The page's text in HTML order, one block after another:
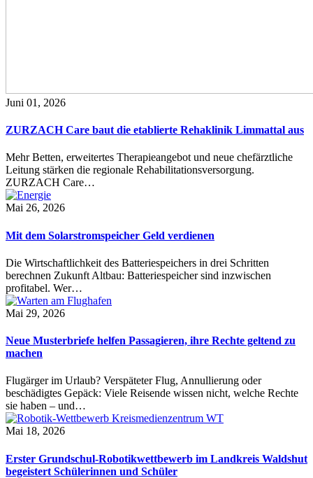
Juni 01, 2026
ZURZACH Care baut die etablierte Rehaklinik Limmattal aus
Mehr Betten, erweitertes Therapieangebot und neue chefärztliche
Leitung stärken die regionale Rehabilitationsversorgung.
ZURZACH Care…
Mai 26, 2026
Mit dem Solarstromspeicher Geld verdienen
Die Wirtschaftlichkeit des Batteriespeichers in drei Schritten
berechnen Zukunft Altbau: Batteriespeicher sind inzwischen
profitabel. Wer…
Mai 29, 2026
Neue Musterbriefe helfen Passagieren, ihre Rechte geltend zu
machen
Flugärger im Urlaub? Verspäteter Flug, Annullierung oder
beschädigtes Gepäck: Viele Reisende wissen nicht, welche Rechte
sie haben – und…
Mai 18, 2026
Erster Grundschul-Robotikwettbewerb im Landkreis Waldshut
begeistert Schülerinnen und Schüler